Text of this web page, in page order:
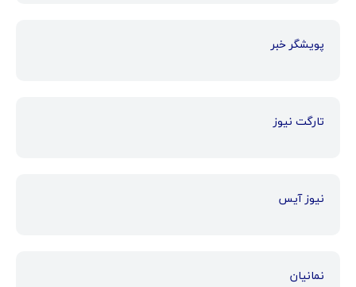
پویشگر خبر
تارگت نیوز
نیوز آیس
نمانیان